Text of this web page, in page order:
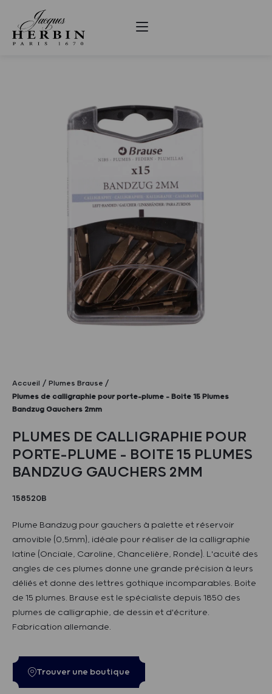
Accueil
Plumes Brause
Plumes de calligraphie pour porte-plume – Boite 15 Plumes
Bandzug Gauchers 2mm
PLUMES DE CALLIGRAPHIE POUR
PORTE-PLUME – BOITE 15 PLUMES
BANDZUG GAUCHERS 2MM
158520B
Plume Bandzug pour gauchers à palette et réservoir
amovible (0,5mm), idéale pour réaliser de la calligraphie
latine (Onciale, Caroline, Chancelière, Ronde). L'acuité des
angles de ces plumes donne une grande précision à leurs
déliés et donne des lettres gothique incomparables. Boite
de 15 plumes. Brause est le spécialiste depuis 1850 des
plumes de calligraphie, de dessin et d'écriture.
Fabrication allemande.
Trouver une boutique